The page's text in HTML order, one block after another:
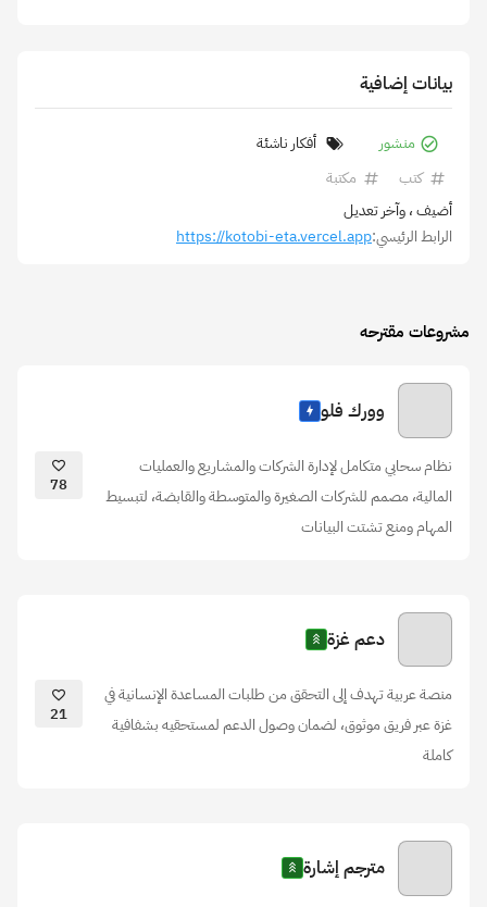
بيانات إضافية
منشور
أفكار ناشئة
كتب
مكتبة
أضيف، وآخر تعديل
الرابط الرئيسي:https://kotobi-eta.vercel.app
مشروعات مقترحه
وورك فلو
نظام سحابي متكامل لإدارة الشركات والمشاريع والعمليات
المالية، مصمم للشركات الصغيرة والمتوسطة والقابضة، لتبسيط
المهام ومنع تشتت البيانات
78
دعم غزة
منصة عربية تهدف إلى التحقق من طلبات المساعدة الإنسانية في
غزة عبر فريق موثوق، لضمان وصول الدعم لمستحقيه بشفافية
كاملة
21
مترجم إشارة